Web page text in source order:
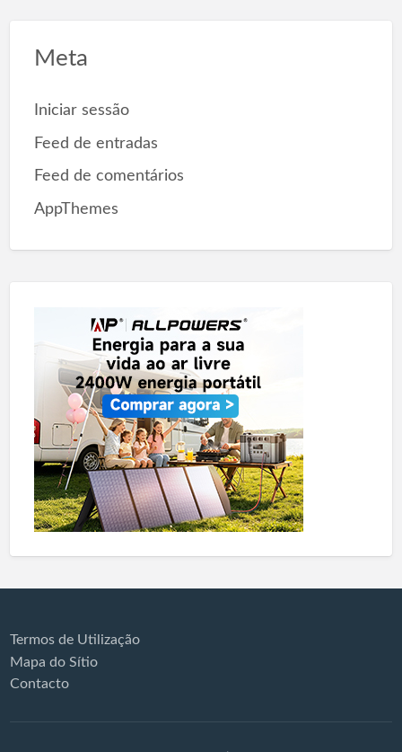
Meta
Iniciar sessão
Feed de entradas
Feed de comentários
AppThemes
Termos de Utilização
Mapa do Sítio
Contacto